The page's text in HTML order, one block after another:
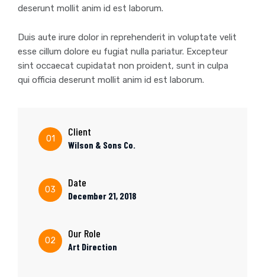
deserunt mollit anim id est laborum.
Duis aute irure dolor in reprehenderit in voluptate velit
esse cillum dolore eu fugiat nulla pariatur. Excepteur
sint occaecat cupidatat non proident, sunt in culpa
qui officia deserunt mollit anim id est laborum.
01
Client
Wilson & Sons Co.
03
Date
December 21, 2018
02
Our Role
Art Direction